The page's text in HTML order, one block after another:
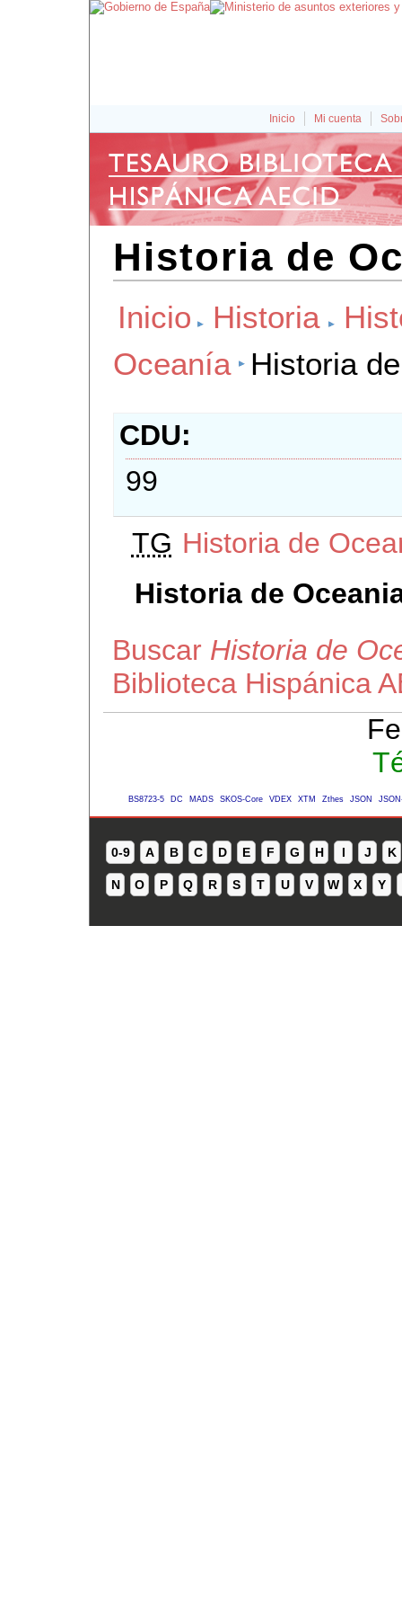
Inicio Mi cuenta
Historia de
Inicio Historia
Oceanía
Historia
CDU
99
TG Historia de
Historia de
Buscar Historia de
Biblioteca Hispánica
BS8723-5 DC MADS SKOS-Core VDEX XTM Zthes JSON
0-9 A B C D E F G H I J K
N O P Q R S T U V W X Y